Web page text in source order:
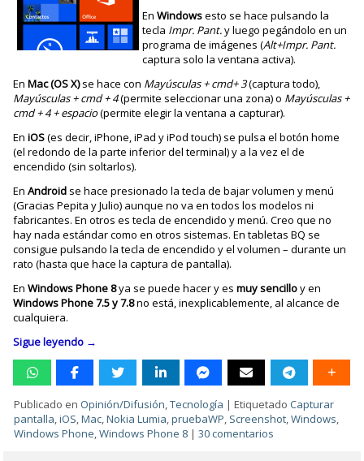
En Windowsesto se hace pulsando la
tecla Impr. Pant.y luego pegándolo en un
programa de imágenes (Alt+Impr. Pant.
captura solo la ventana activa).
EnMac (OS X)se hace con Mayúsculas + cmd+ 3(captura todo),
Mayúsculas + cmd + 4(permite seleccionar una zona) o Mayúsculas +
cmd + 4 + espacio(permite elegir la ventana a capturar).
EniOS(es decir, iPhone, iPad y iPod touch) se pulsa el botón home
(el redondo de la parte inferior del terminal) y a la vez el de
encendido (sin soltarlos).
EnAndroid se hace presionado la tecla de bajar volumen y menú
(Gracias Pepita y Julio) aunque no va en todos los modelos ni
fabricantes. En otros es tecla de encendido y menú. Creo que no
hay nada estándar como en otros sistemas. En tabletas BQ se
consigue pulsando la tecla de encendido y el volumen – durante un
rato (hasta que hace la captura de pantalla).
EnWindows Phone 8ya se puede hacer y es muy sencilloy en
Windows Phone 7.5 y 7.8no está, inexplicablemente, al alcance de
cualquiera.
Sigue leyendo →
Publicado en Opinión/Difusión,Tecnología |Etiquetado Capturar
pantalla,iOS,Mac,Nokia Lumia,pruebaWP, Screenshot,Windows,
Windows Phone,Windows Phone 8 |30 comentarios